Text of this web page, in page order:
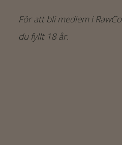
För att bli medlem i
du fyllt 18 år.